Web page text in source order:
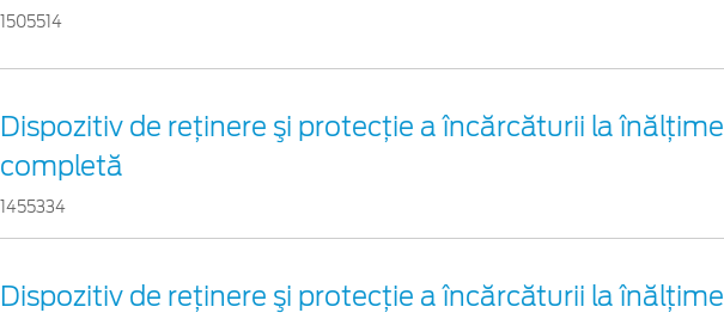
1505514
Dispozitiv de reţinere şi protecţie a încărcăturii la înălţime
completă
1455334
Dispozitiv de reţinere şi protecţie a încărcăturii la înălţime